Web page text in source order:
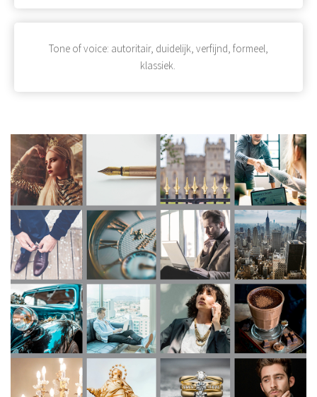
Tone of voice: autoritair, duidelijk, verfijnd, formeel,
klassiek.